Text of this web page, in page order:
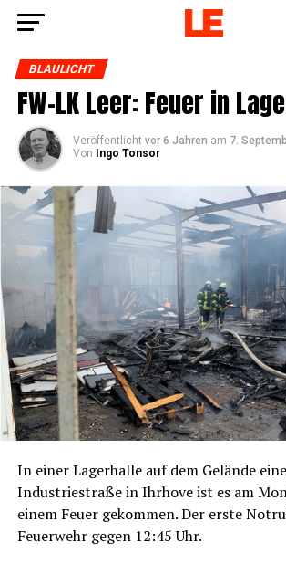
BLAULICHT
FW-LK Leer: Feu­er in
Veröffentlicht vor 6 Jahren am 7.
Von
Ingo Tonsor
In einer Lager­hal­le auf dem Gelän­de
Indus­trie­stra­ße in Ihr­ho­ve ist es am
einem Feu­er gekom­men. Der ers­te
Feu­er­wehr gegen 12:45 Uhr.